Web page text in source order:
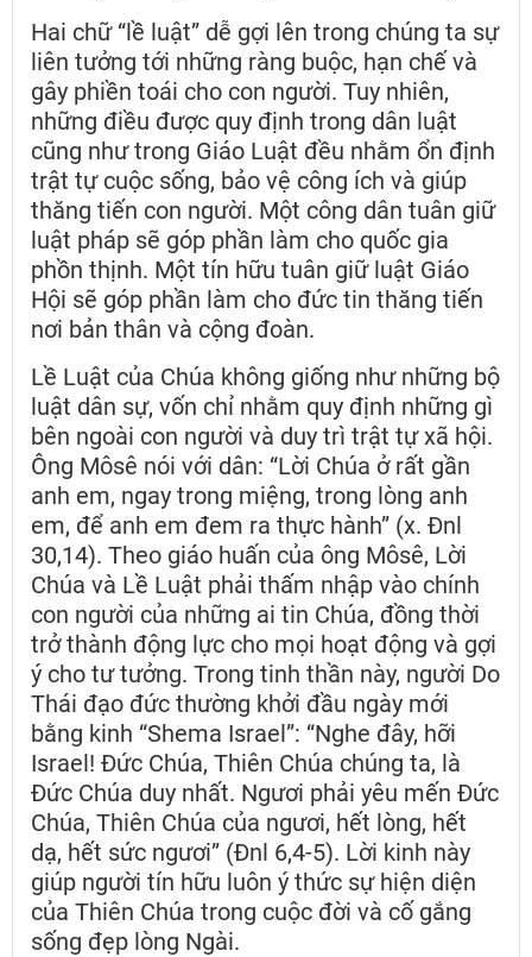
Hai chữ “lề luật” dễ gợi lên trong chúng ta sự
liên tưởng tới những ràng buộc, hạn chế và
gây phiền toái cho con người. Tuy nhiên,
những điều được quy định trong dân luật
cũng như trong Giáo Luật đều nhằm ổn định
trật tự cuộc sống, bảo vệ công ích và giúp
thăng tiến con người. Một công dân tuân giữ
luật pháp sẽ góp phần làm cho quốc gia
phồn thịnh. Một tín hữu tuân giữ luật Giáo
Hội sẽ góp phần làm cho đức tin thăng tiến
nơi bản thân và cộng đoàn.
Lề Luật của Chúa không giống như những bộ
luật dân sự, vốn chỉ nhằm quy định những gì
bên ngoài con người và duy trì trật tự xã hội.
Ông Môsê nói với dân: “Lời Chúa ở rất gần
anh em, ngay trong miệng, trong lòng anh
em, để anh em đem ra thực hành” (x. Đnl
30,14). Theo giáo huấn của ông Môsê, Lời
Chúa và Lề Luật phải thấm nhập vào chính
con người của những ai tin Chúa, đồng thời
trở thành động lực cho mọi hoạt động và gợi
ý cho tư tưởng. Trong tinh thần này, người Do
Thái đạo đức thường khởi đầu ngày mới
bằng kinh “Shema Israel”: “Nghe đây, hỡi
Israel! Đức Chúa, Thiên Chúa chúng ta, là
Đức Chúa duy nhất. Ngươi phải yêu mến Đức
Chúa, Thiên Chúa của ngươi, hết lòng, hết
dạ, hết sức ngươi” (Đnl 6,4-5). Lời kinh này
giúp người tín hữu luôn ý thức sự hiện diện
của Thiên Chúa trong cuộc đời và cố gắng
sống đẹp lòng Ngài.